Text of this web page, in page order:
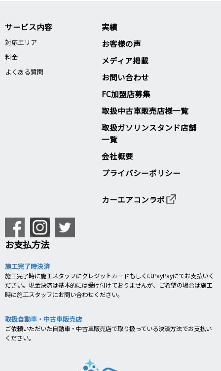
サービス内容
対応エリア
料金
よくある質問
実績
お客様の声
メディア掲載
お問い合わせ
FC加盟店募集
取扱中古車販売店様一覧
取扱ガソリンスタンド店舗
一覧
会社概要
プライバシーポリシー
カーエアコンラボ
お支払方法
施工完了時決済
施工完了時に施工スタッフにクレジットカードもしくはPayPayにてお支払いく
ださい。現金決済は基本的には受け付けておりませんが、ご希望の場合は施工
時に施工スタッフにお問い合わせください。
取扱自動車・中古車販売店
ご依頼いただいた自動車・中古車販売店で取り扱っている決済方法でお支払い
ください。